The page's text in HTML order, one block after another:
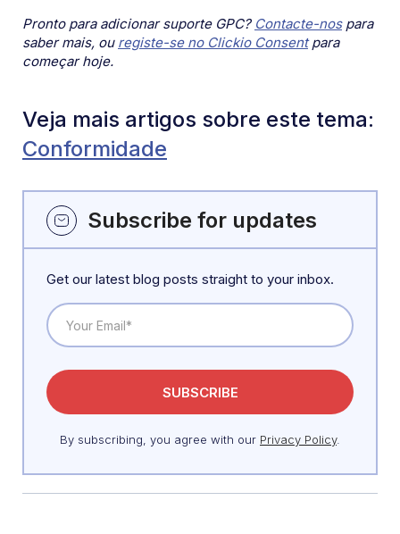
Pronto para adicionar suporte GPC? Contacte-nospara
saber mais, ou registe-se no Clickio Consentpara
começar hoje.
Veja mais artigos sobre este tema:
Conformidade
Subscribe for updates
Get our latest blog posts straight to your inbox.
By subscribing, you agree with our Privacy Policy.